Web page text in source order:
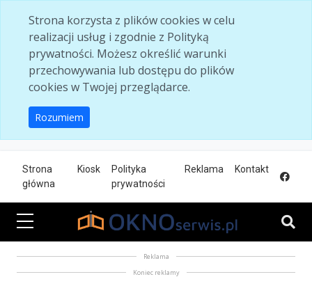
Strona korzysta z plików cookies w celu
realizacji usług i zgodnie z Polityką
prywatności. Możesz określić warunki
przechowywania lub dostępu do plików
cookies w Twojej przeglądarce.
Rozumiem
Strona
główna
Kiosk
Polityka
prywatności
Reklama Kontakt
Reklama
Koniec reklamy